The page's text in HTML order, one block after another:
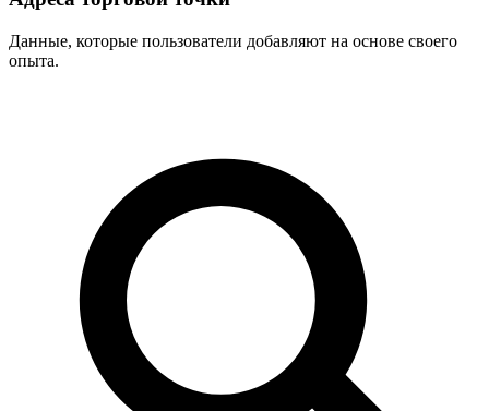
Данные, которые пользователи добавляют на основе своего
опыта.